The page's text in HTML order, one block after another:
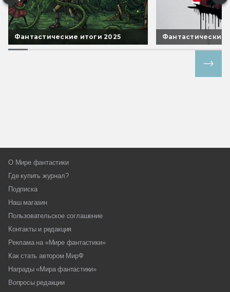
Фантастические итоги 2025 Фантастические
О Мире фантастики
Где купить журнал?
Подписка
Наш магазин
Пользовательское соглашение
Контакты и редакция
Реклама на «Мире фантастики»
Как стать автором МирФ
Награды «Мира фантастики»
Вопросы редакции